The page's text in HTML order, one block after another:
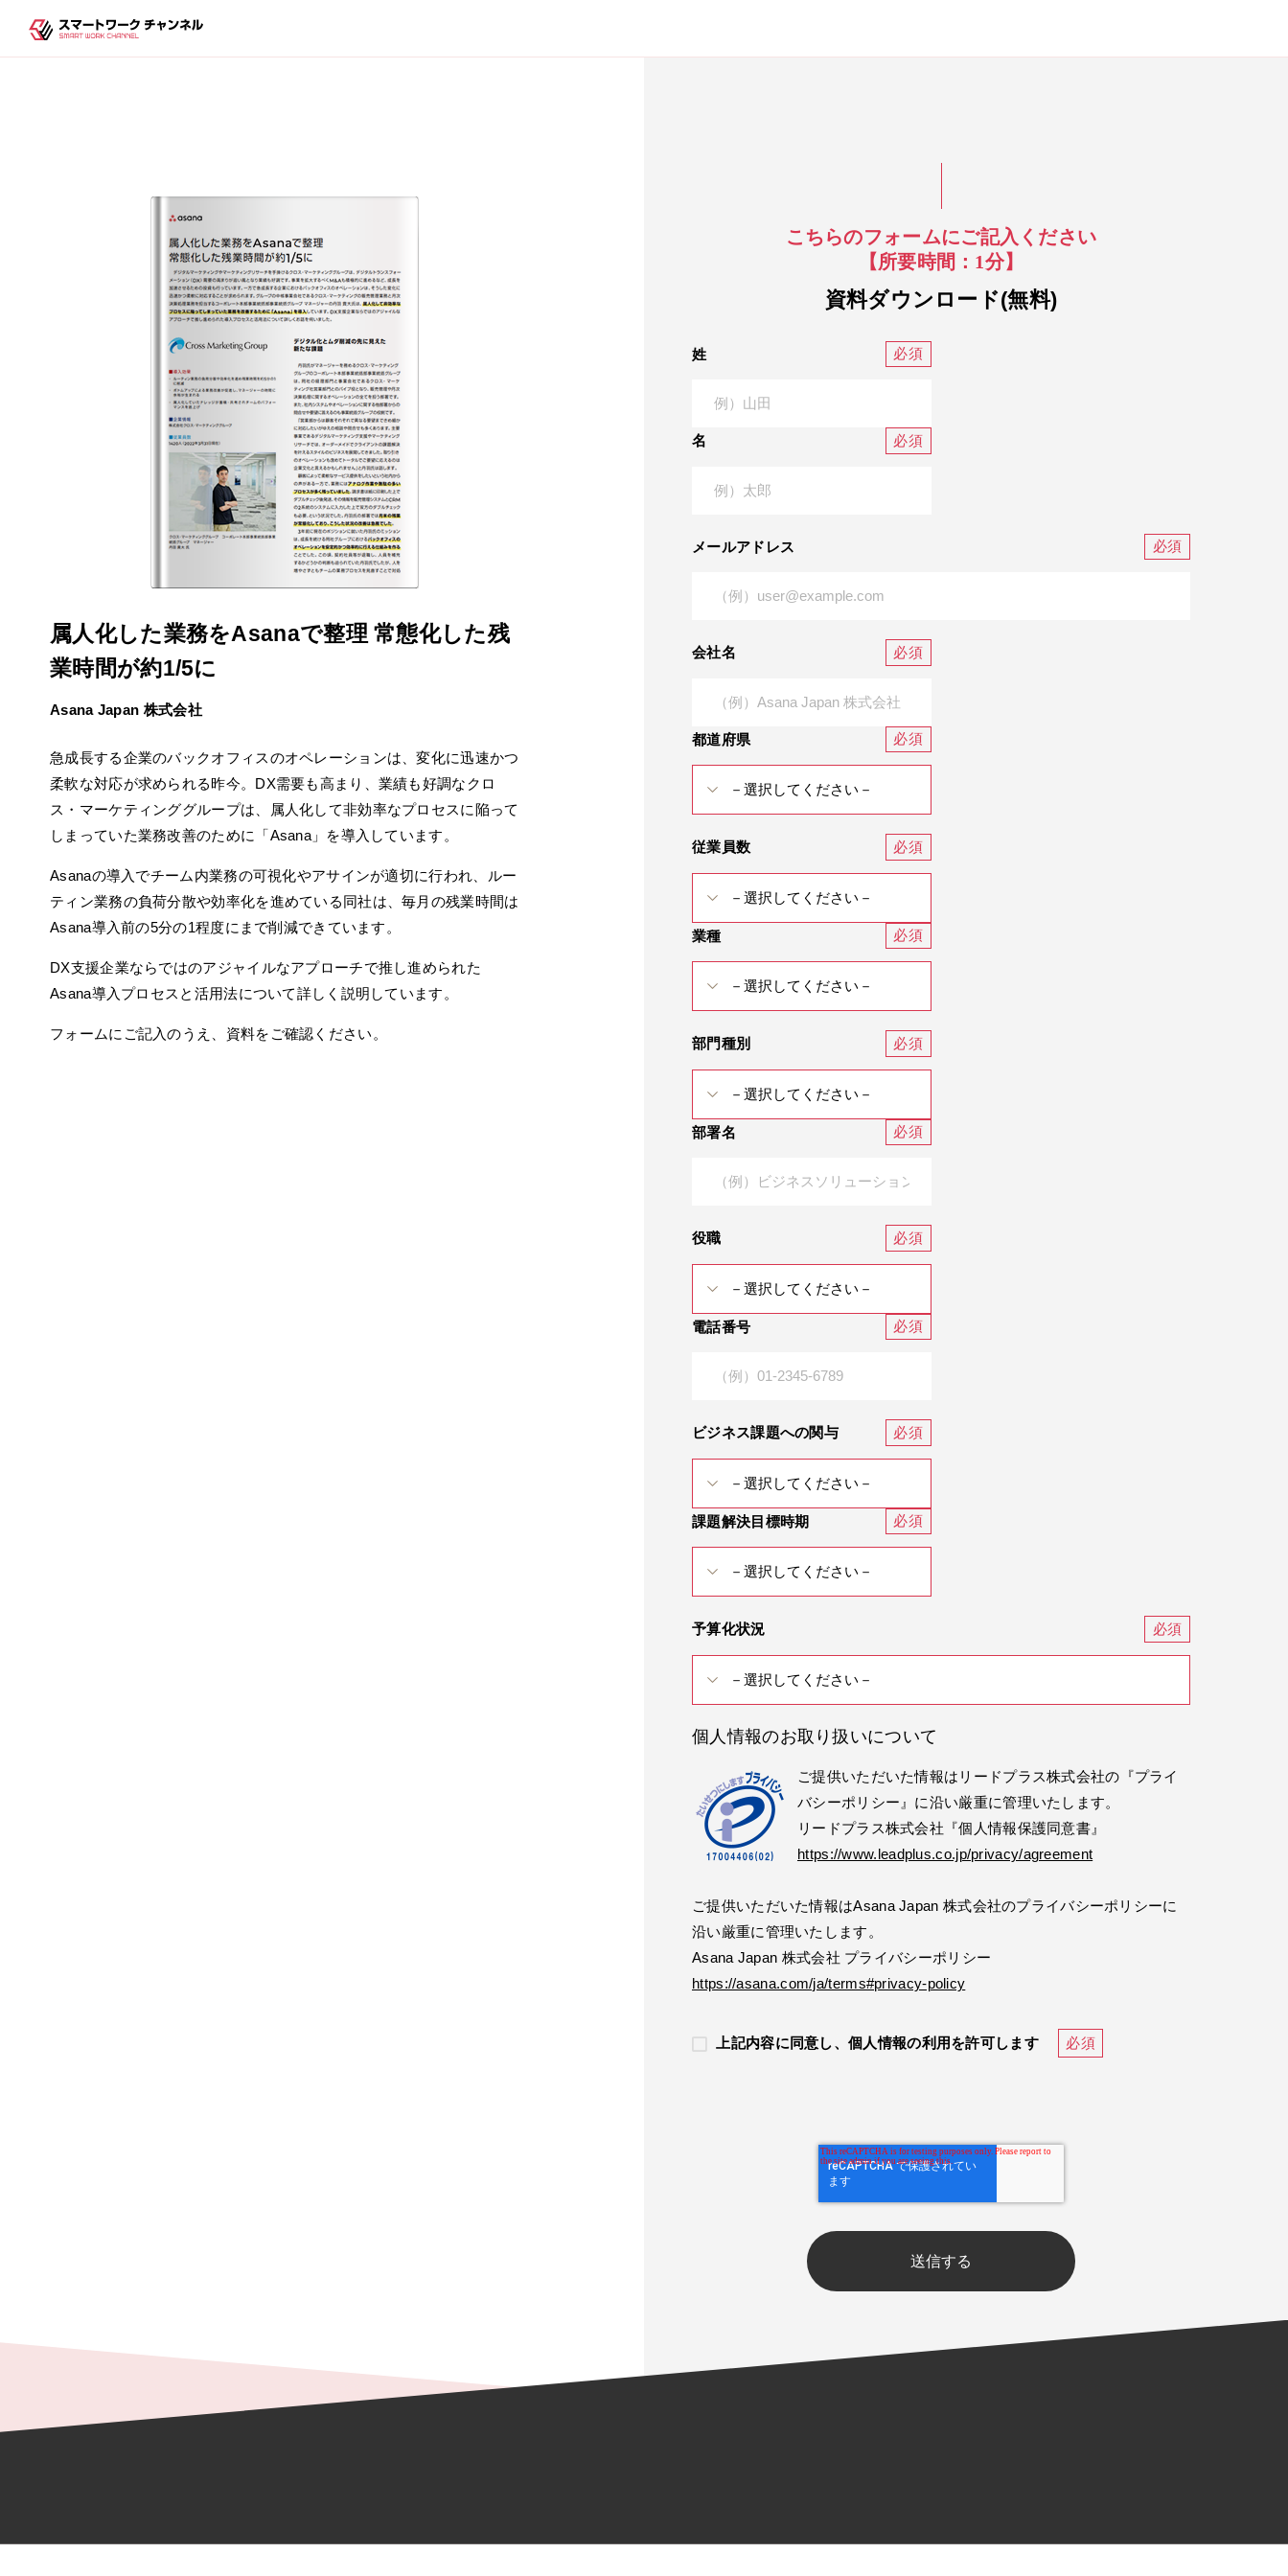
属人化した業務をAsanaで整理 常態化した残
業時間が約1/5に
Asana Japan 株式会社
急成長する企業のバックオフィスのオペレーションは、変化に迅速かつ
柔軟な対応が求められる昨今。DX需要も高まり、業績も好調なクロ
ス・マーケティンググループは、属人化して非効率なプロセスに陥って
しまっていた業務改善のために「Asana」を導入しています。
Asanaの導入でチーム内業務の可視化やアサインが適切に行われ、ルー
ティン業務の負荷分散や効率化を進めている同社は、毎月の残業時間は
Asana導入前の5分の1程度にまで削減できています。
DX支援企業ならではのアジャイルなアプローチで推し進められた
Asana導入プロセスと活用法について詳しく説明しています。
フォームにご記入のうえ、資料をご確認ください。
こちらのフォームにご記入ください
【所要時間：1分】
資料ダウンロード(無料)
姓
名
メールアドレス
会社名
都道府県
従業員数
業種
部門種別
部署名
役職
電話番号
ビジネス課題への関与
課題解決目標時期
予算化状況
個人情報のお取り扱いについて
ご提供いただいた情報はリードプラス株式会社の『プライ
バシーポリシー』に沿い厳重に管理いたします。
リードプラス株式会社『個人情報保護同意書』
https://www.leadplus.co.jp/privacy/agreement
ご提供いただいた情報はAsana Japan 株式会社のプライバシーポリシーに
沿い厳重に管理いたします。
Asana Japan 株式会社 プライバシーポリシー
https://asana.com/ja/terms#privacy-policy
上記内容に同意し、個人情報の利用を許可します